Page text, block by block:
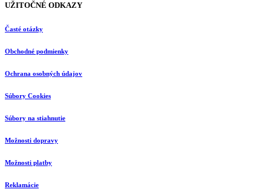
UŽITOČNÉ ODKAZY
Časté otázky
Obchodné podmienky
Ochrana osobných údajov
Súbory Cookies
Súbory na stiahnutie
Možnosti dopravy
Možnosti platby
Reklamácie